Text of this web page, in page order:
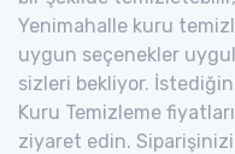
Yenimahalle kuru
uygun seçenekler
sizleri bekliyor.
Kuru Temizleme
ziyaret edin.